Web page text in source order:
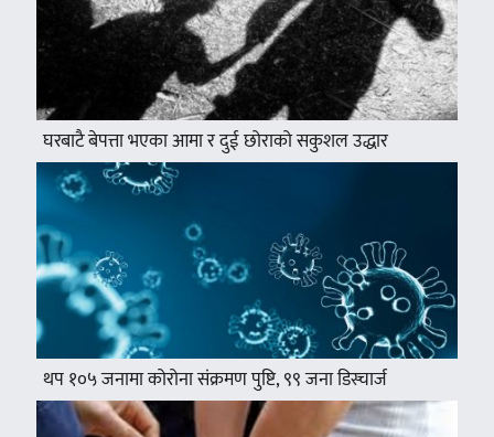
घरबाटै बेपत्ता भएका आमा र दुई छोराको सकुशल उद्धार
थप १०५ जनामा कोरोना संक्रमण पुष्टि, ९९ जना डिस्चार्ज